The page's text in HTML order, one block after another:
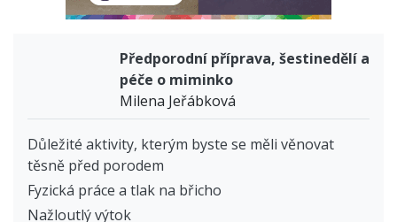
Předporodní příprava, šestinedělí a
péče o miminko
Milena Jeřábková
Důležité aktivity, kterým byste se měli věnovat
těsně před porodem
Fyzická práce a tlak na břicho
Nažloutlý výtok